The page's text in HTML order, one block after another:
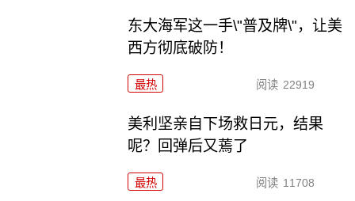
东大海军这一手\"普及牌\"，让美
西方彻底破防！
最热 阅读 22919
美利坚亲自下场救日元，结果
呢？回弹后又蔫了
最热 阅读 11708